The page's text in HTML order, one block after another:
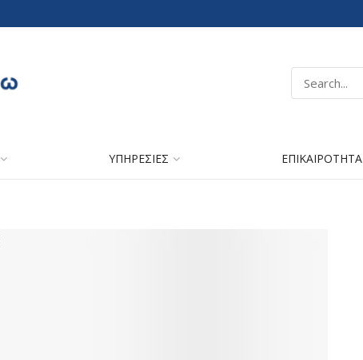
ΥΠΗΡΕΣΙΕΣ ΕΠΙΚΑΙΡΟΤΗΤΑ